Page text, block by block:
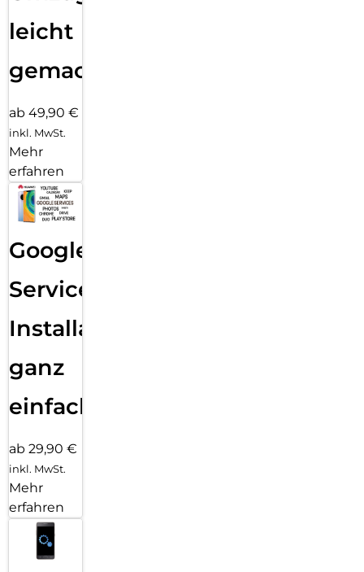
leicht
gemacht!
ab 49,90 €
inkl. MwSt.
Mehr
erfahren
Google
Services
Installation
ganz
einfach
ab 29,90 €
inkl. MwSt.
Mehr
erfahren